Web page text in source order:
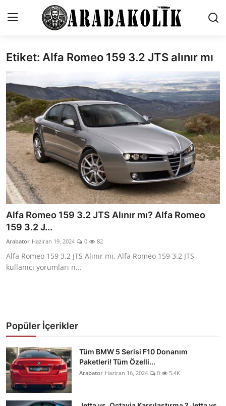
İletişim
Genel
Karşılaştırmalar
Testler
Markalar
Öneriler
Motosiklet
Paketler
Yağlar
Oto Bilgi
Etiket: Alfa Romeo 159 3.2 JTS alınır mı
Alfa Romeo 159 3.2 JTS Alınır mı? Alfa Romeo
159 3.2 J...
Arabator Haziran 19, 2024 0 82
Alfa Romeo 159 3.2 JTS Alınır mı, Alfa Romeo 159 3.2 JTS
kullanıcı yorumları n...
Popüler İçerikler
Tüm BMW 5 Serisi F10 Donanım
Paketleri! Tüm Özelli...
Arabator Haziran 16, 2024 0 5.4K